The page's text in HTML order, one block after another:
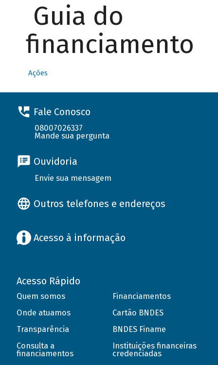
Guia do
financiamento
Ações
Fale Conosco
08007026337
Mande sua pergunta
Ouvidoria
Envie sua mensagem
Outros telefones e endereços
Acesso à informação
Acesso Rápido
Quem somos
Onde atuamos
Transparência
Consulta a
financiamentos
Financiamentos
Cartão BNDES
BNDES Finame
Instituições financeiras
credenciadas